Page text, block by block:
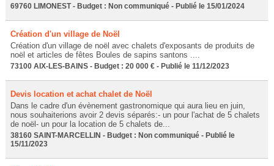
69760 LIMONEST - Budget : Non communiqué - Publié le 15/01/2024
Création d'un village de Noël
Création d'un village de noël avec chalets d'exposants de produits de
noël et articles de fêtes Boules de sapins santons ....
73100 AIX-LES-BAINS - Budget : 20 000 € - Publié le 11/12/2023
Devis location et achat chalet de Noël
Dans le cadre d'un évènement gastronomique qui aura lieu en juin,
nous souhaiterions avoir 2 devis séparés:- un pour l'achat de 5 chalets
de noël- un pour la location de 5 chalets de...
38160 SAINT-MARCELLIN - Budget : Non communiqué - Publié le
15/11/2023